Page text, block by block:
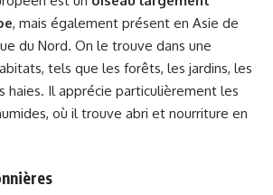
, mais également présent en Asie de
du Nord. On le trouve dans une
tels que les forêts, les jardins, les
haies. Il apprécie particulièrement les
où il trouve abri et nourriture en